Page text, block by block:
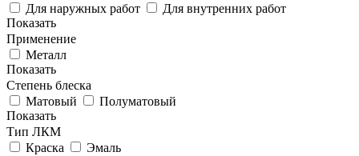
Для наружных работ
Для внутренних работ
Показать
Применение
Металл
Показать
Степень блеска
Матовый
Полуматовый
Показать
Тип ЛКМ
Краска
Эмаль